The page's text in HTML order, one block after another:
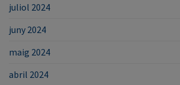
juliol 2024
juny 2024
maig 2024
abril 2024